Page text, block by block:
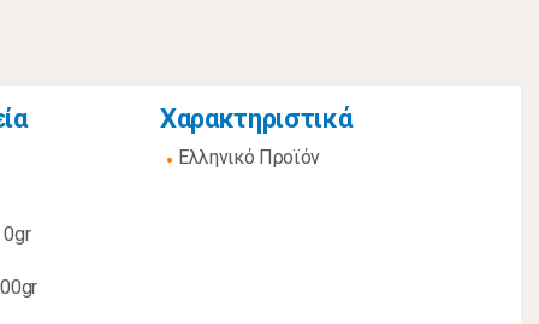
Χαρακτηριστικά
Ελληνικό Προϊόν